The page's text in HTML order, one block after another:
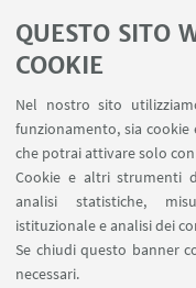
QUESTO SITO
COOKIE
Nel nostro sito
funzionamento, sia
che potrai attivare solo
Cookie e altri strumenti
analisi statistiche,
istituzionale e analisi dei
Se chiudi questo banner
necessari.
SEGUI